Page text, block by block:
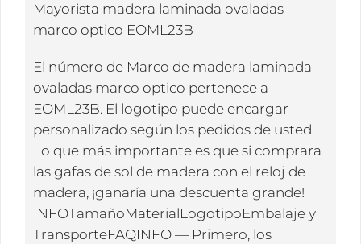
Mayorista madera laminada ovaladas
marco optico EOML23B
El número de Marco de madera laminada
ovaladas marco optico pertenece a
EOML23B. El logotipo puede encargar
personalizado según los pedidos de usted.
Lo que más importante es que si comprara
las gafas de sol de madera con el reloj de
madera, ¡ganaría una descuenta grande!
INFOTamañoMaterialLogotipoEmbalaje y
TransporteFAQINFO — Primero, los